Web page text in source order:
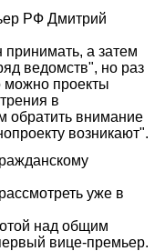
РФ Дмитрий
а затем
ведомств", но раз
можно проекты
в
обратить внимание
возникают".
уже в
над общим
вице-премьер.